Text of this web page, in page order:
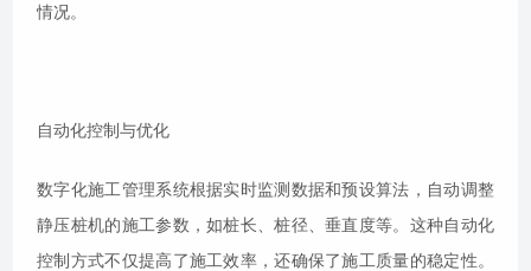
情况。
自动化控制与优化
数字化施工管理系统根据实时监测数据和预设算法，自动调整
静压桩机的施工参数，如桩长、桩径、垂直度等。这种自动化
控制方式不仅提高了施工效率，还确保了施工质量的稳定性。